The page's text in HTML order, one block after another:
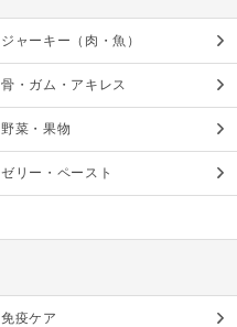
ジャーキー（肉・魚）
骨・ガム・アキレス
野菜・果物
ゼリー・ペースト
免疫ケア